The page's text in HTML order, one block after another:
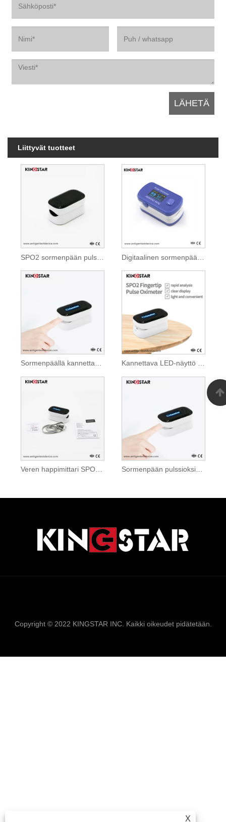
Liittyvät tuotteet
SPO2 sormenpään pulssioksimetri
Sormenpäällä kannettava pulssioksimetri Kannettava LED-näyttö SPO2 sormenpään pulssioksimetri
Veren happimittari SPO2 sormenpään pulssioksimetri Sormenpään pulssioksimetri
X
Copyright © 2022 KINGSTAR INC. Kaikki oikeudet pidätetään.